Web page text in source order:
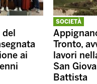
ai
SOCIETÀ
Tronto,
lavori
San
Battista